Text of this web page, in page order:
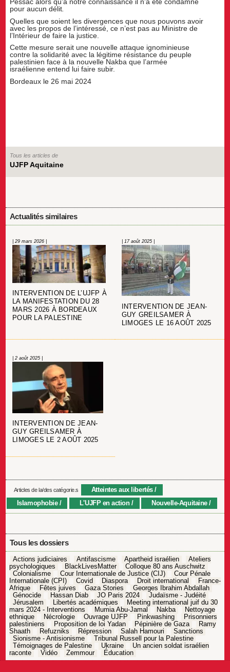
pour aucun délit
Quelles que soient les divergences que nous pouvons avoir
avec les propos de l’intéressé, ce n’est pas au Ministre de
l’Intérieur de faire la justice.
Cette mesure serait une nouvelle attaque ignominieuse
contre la solidarité avec la légitime résistance du peuple
palestinien face à la nouvelle Nakba que l’armée
israélienne entend lui faire subir.
Bordeaux le 26 mai 2024
Tous les articles de
UJFP Aquitaine
Actualités similaires
| 29 mars 2026 |
INTERVENTION DE L’UJFP À
LA MANIFESTATION DU 28
MARS 2026 À BORDEAUX
POUR LA PALESTINE
| 17 août 2025 |
INTERVENTION DE JEAN-
GUY GREILSAMER À
LIMOGES LE 16 AOÛT 2025
| 2 août 2025 |
INTERVENTION DE JEAN-
GUY GREILSAMER À
LIMOGES LE 2 AOÛT 2025
Articles de la/des catégorie.s
Atteintes aux libertés
Islamophobie
L'UJFP en action Nouvelle-Aquitaine
Tous les dossiers
Actions judiciaires Antifascisme Apartheid israélien
Ateliers
psychologiques
BlackLivesMatter
Colloque 80 ans Auschwitz
Colonialisme
Cour Internationale de Justice (CIJ)
Cour Pénale
Internationale (CPI)
Covid Diaspora Droit international
France-
Afrique
Fêtes juives Gaza Stories
Georges Ibrahim Abdallah
Génocide
Hassan Diab JO Paris 2024
Judaïsme - Judéité
Jérusalem
Libertés académiques
Meeting international juif du 30
mars 2024 - Interventions
Mumia Abu-Jamal Nakba
Nettoyage
ethnique
Nécrologie Ouvrage UJFP Pinkwashing
Prisonniers
palestiniens
Proposition de loi Yadan Pépinière de Gaza
Ramy
Shaath
Refuzniks Répression Salah Hamouri
Sanctions
Sionisme - Antisionisme
Tribunal Russell pour la Palestine
Témoignages de Palestine
Ukraine
Un ancien soldat israélien
raconte
Vidéo Zemmour Éducation
Navigation